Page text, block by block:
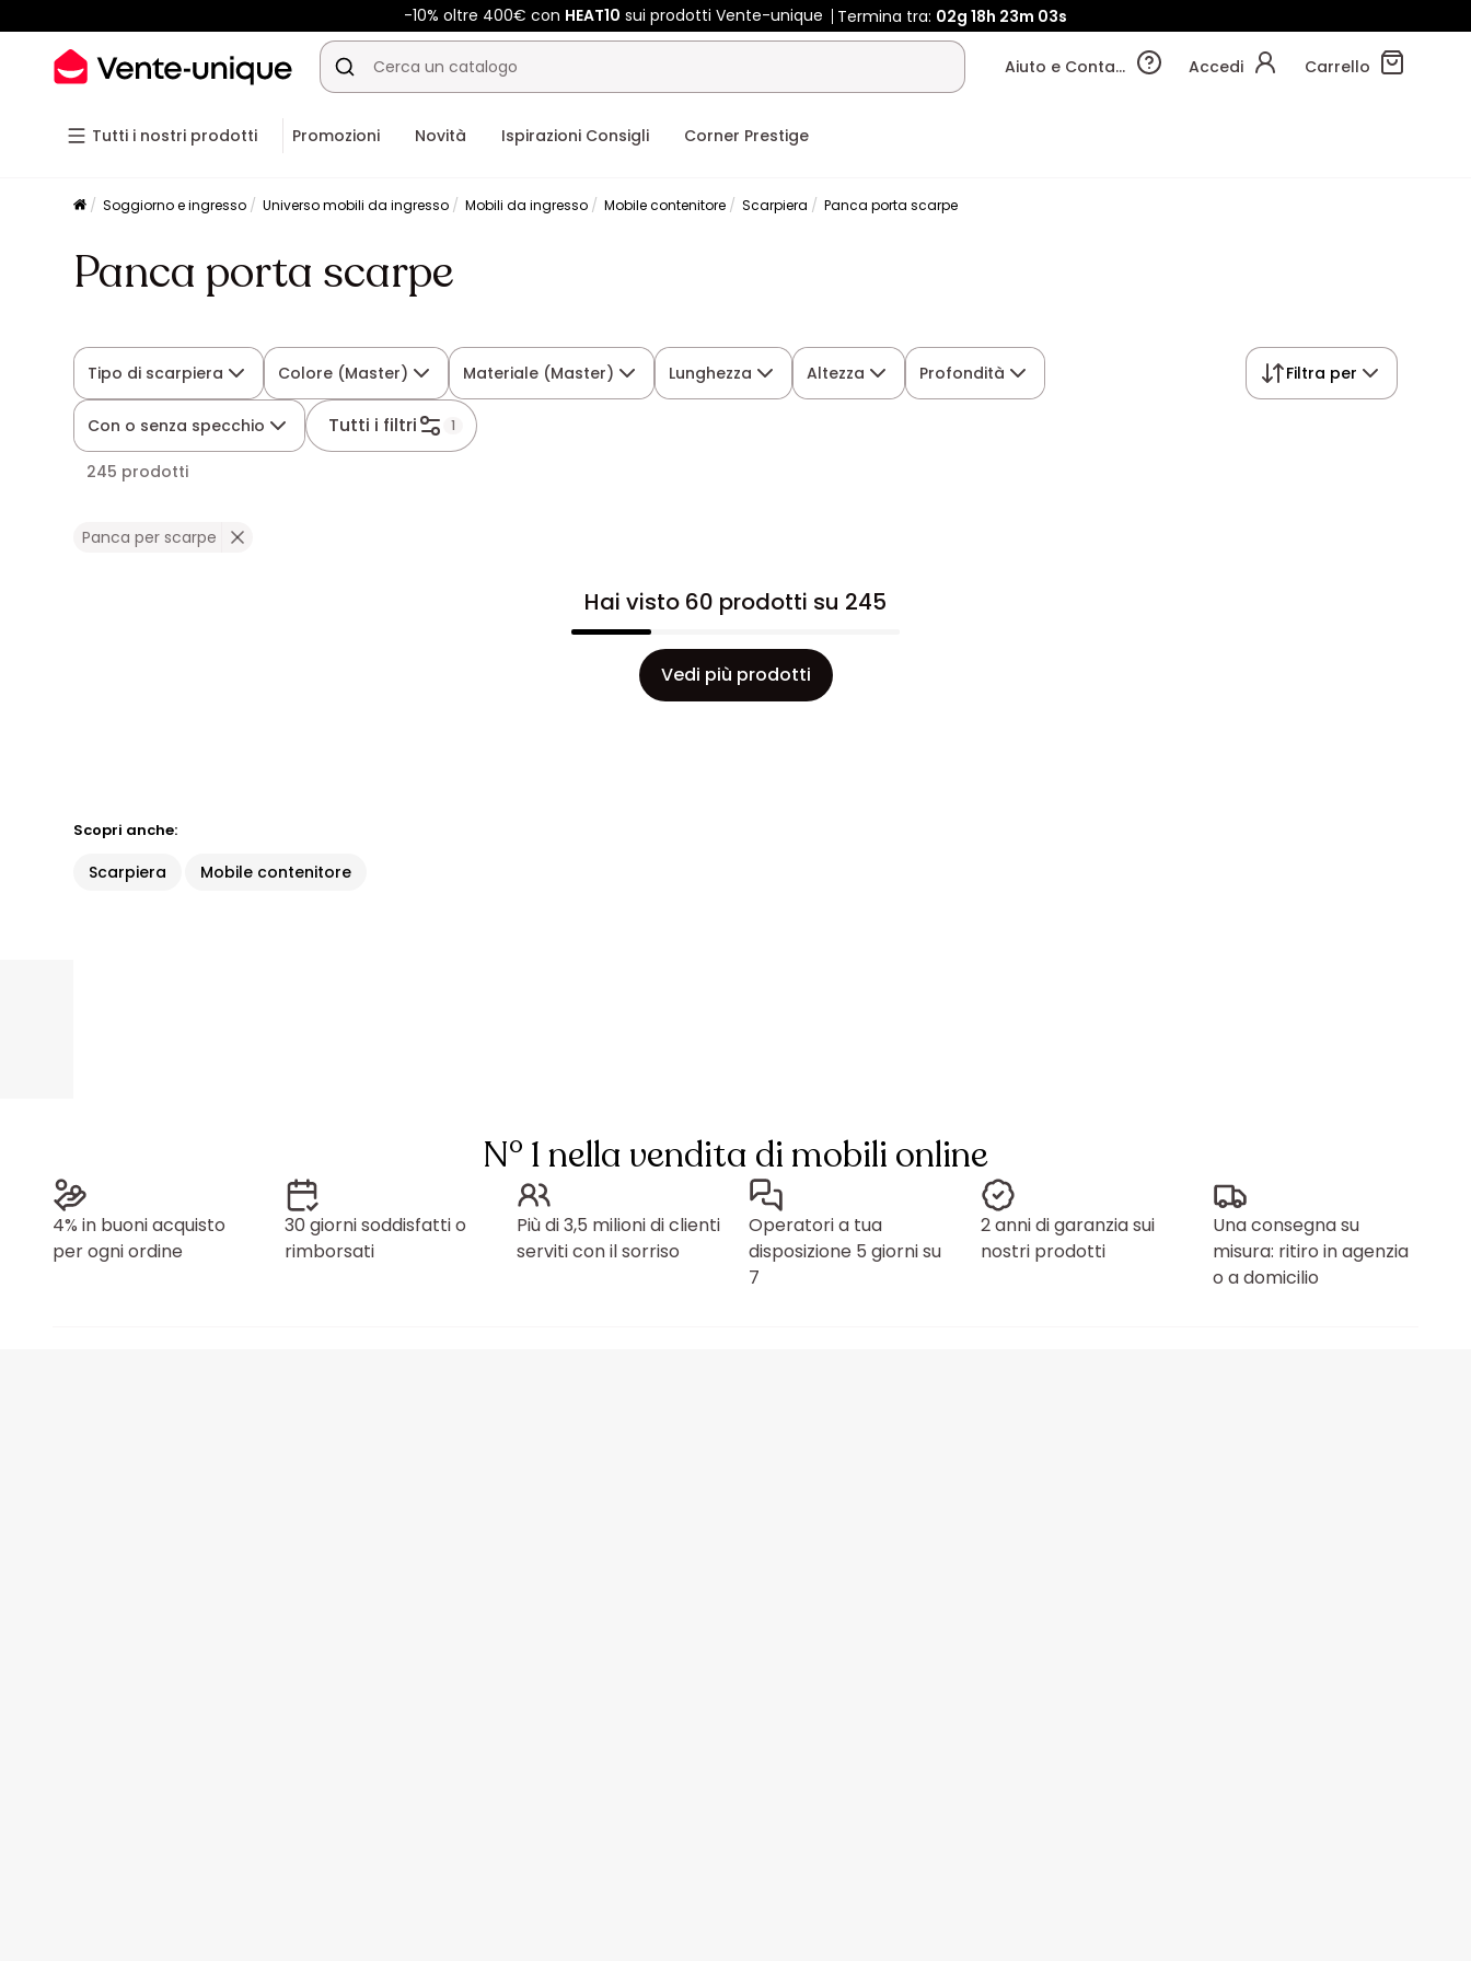
-10% oltre 400€ con HEAT10 sui prodotti Vente-unique Termina tra: 02g 18h 23m 02s
Aiuto e Contatti Accedi Carrello
Tutti i nostri prodotti Promozioni Novità Ispirazioni Consigli Corner Prestige
Soggiorno e ingresso Universo mobili da ingresso Mobili da ingresso Mobile contenitore Scarpiera Panca porta scarpe
Panca porta scarpe
Tipo di scarpiera Colore (Master) Materiale (Master) Lunghezza Altezza Profondità
Con o senza specchio Tutti i filtri 1
Filtra per
245 prodotti
Panca per scarpe
Hai visto 60 prodotti su 245
Vedi più prodotti
Scopri anche:
Scarpiera Mobile contenitore
N° 1 nella vendita di mobili online
4% in buoni acquisto
per ogni ordine
30 giorni soddisfatti o
rimborsati
Più di 3,5 milioni di clienti
serviti con il sorriso
Operatori a tua
disposizione 5 giorni su
7
2 anni di garanzia sui
nostri prodotti
Una consegna su
misura: ritiro in agenzia
o a domicilio